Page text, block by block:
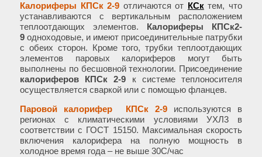
Калориферы КПСк 2-9 отличаются от КСк тем, что
устанавливаются с вертикальным расположением
теплоотдающих элементов. Калориферы КПСк2-
9 одноходовые, и имеют присоединительные патрубки
с обеих сторон. Кроме того, трубки теплоотдающих
элементов паровых калориферов могут быть
выполнены по бесшовной технологии. Присоединение
калориферов КПСк 2-9 к системе теплоносителя
осуществляется сваркой или с помощью фланцев.
Паровой калорифер КПCк 2-9
используются в
регионах с климатическими условиями УХЛ3 в
соответствии с ГОСТ 15150. Максимальная скорость
включения калорифера на полную мощность в
холодное время года – не выше 30С/час